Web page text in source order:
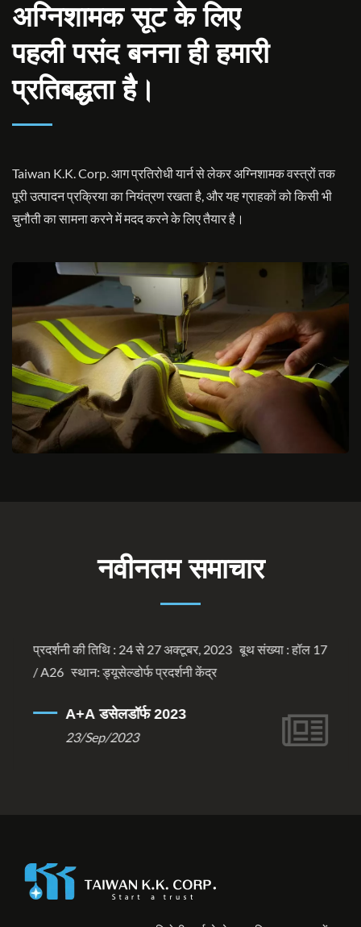
अग्निशामक सूट के लिए
पहली पसंद बनना ही हमारी
प्रतिबद्धता है।
Taiwan K.K. Corp. आग प्रतिरोधी यार्न से लेकर अग्निशामक वस्त्रों तक
पूरी उत्पादन प्रक्रिया का नियंत्रण रखता है, और यह ग्राहकों को किसी भी
चुनौती का सामना करने में मदद करने के लिए तैयार है।
नवीनतम समाचार
प्रदर्शनी की तिथि : 24 से 27 अक्टूबर, 2023 बूथ संख्या : हॉल 17
/ A26 स्थान: ड्यूसेल्डोर्फ प्रदर्शनी केंद्र
A+A डसेलडॉर्फ 2023
23/Sep/2023